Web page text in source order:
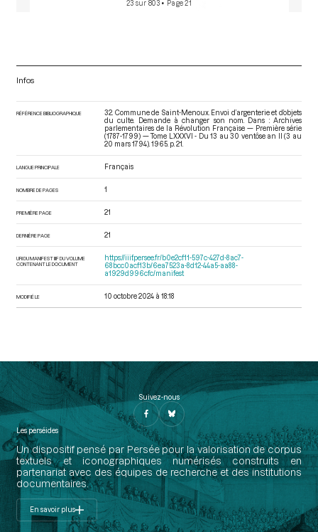
23 sur 803 • Page 21
Infos
RÉFÉRENCE BIBLIOGRAPHIQUE
32. Commune de Saint-Menoux. Envoi d’argenterie et d’objets
du culte. Demande à changer son nom. Dans : Archives
parlementaires de la Révolution Française — Première série
(1787-1799) — Tome LXXXVI - Du 13 au 30 ventôse an II (3 au
20 mars 1794) . 1965. p. 21.
LANGUE PRINCIPALE Français
NOMBRE DE PAGES 1
PREMIÈRE PAGE 21
DERNIÈRE PAGE 21
URI DU MANIFEST IIIF DU VOLUME
CONTENANT LE DOCUMENT
https://iiif.persee.fr/b0e2cf11-597c-427d-8ac7-
68bcc0acf13b/6ea7523a-8d12-44a5-aa88-
a1929d996cfc/manifest
MODIFIÉ LE 10 octobre 2024 à 18:18
Suivez-nous
Les perséides
Un dispositif pensé par Persée pour la valorisation de corpus
textuels et iconographiques numérisés construits en
partenariat avec des équipes de recherche et des institutions
documentaires.
En savoir plus